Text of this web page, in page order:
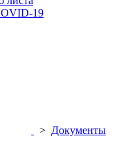
19
> Документы